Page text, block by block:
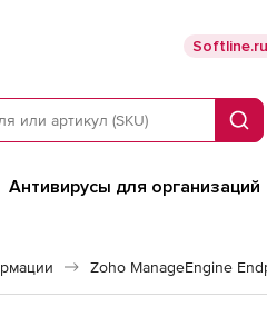
Softline.ru
Антивирусы для организаций
Zoho ManageEngine